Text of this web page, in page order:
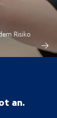
Risiko
an.